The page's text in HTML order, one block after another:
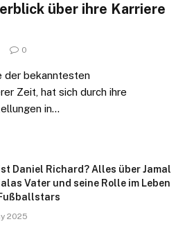
über ihre Karriere
0
der bekanntesten
Zeit, hat sich durch ihre
in…
Daniel Richard? Alles über Jamal
Vater und seine Rolle im Leben
2025